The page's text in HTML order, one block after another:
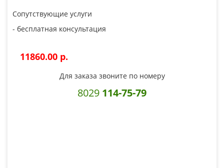
Сопутствующие услуги
- бесплатная консультация
11860.00 p.
Для заказа звоните по номеру
8029 114-75-79